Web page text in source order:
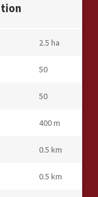
2.5 ha
50
50
400 m
0.5 km
0.5 km